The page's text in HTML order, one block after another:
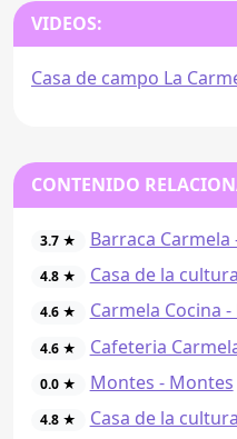
VIDEOS:
Casa de campo La
CONTENIDO
3.7 ★ Barraca
4.8 ★ Casa de la
4.6 ★ Carmela Cocina
4.6 ★ Cafeteria
0.0 ★ Montes - Montes
4.8 ★ Casa de la